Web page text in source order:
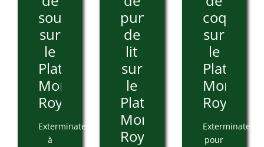
souris
sur
le
Plateau
Mont-
Royal
Exterminateur
à
punaises
de
lit
sur
le
Plateau
Mont-
Royal
sur
le
Plateau
Mont-
Royal
Exterminateur
pour